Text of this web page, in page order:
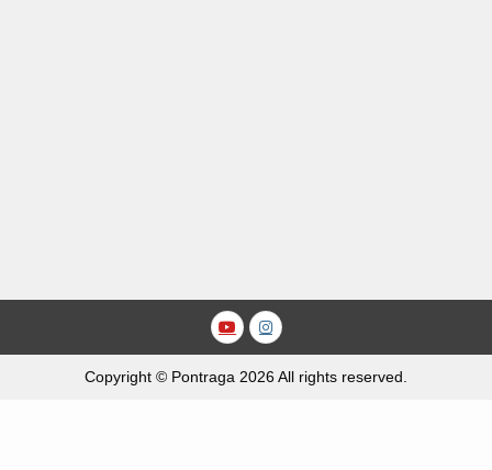
Youtube
Instagram
Copyright © Pontraga 2026 All rights reserved.